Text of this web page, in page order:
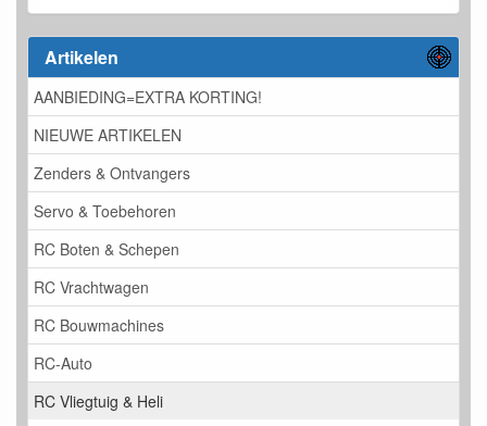
Artikelen
AANBIEDING=EXTRA KORTING!
NIEUWE ARTIKELEN
Zenders & Ontvangers
Servo & Toebehoren
RC Boten & Schepen
RC Vrachtwagen
RC Bouwmachines
RC-Auto
RC Vliegtuig & Heli